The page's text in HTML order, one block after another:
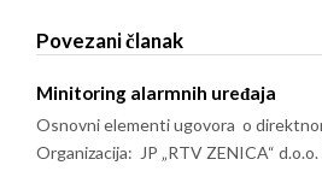
Povezani članak
Minitoring alarmnih uređaja
Osnovni elementi ugovora o
Organizacija: JP „RTV ZENICA“